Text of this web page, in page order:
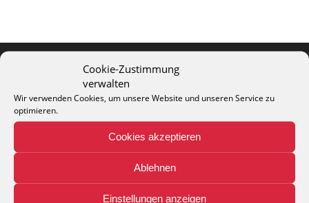
Cookie-Zustimmung
verwalten
Wir verwenden Cookies, um unsere Website und unseren Service zu
optimieren.
Cookies akzeptieren
Ablehnen
Einstellungen anzeigen
THEO KELLER GMBH
Lohackerstr. 30
44867 Bochum
phone: + 49 (2327) 3083 - 20